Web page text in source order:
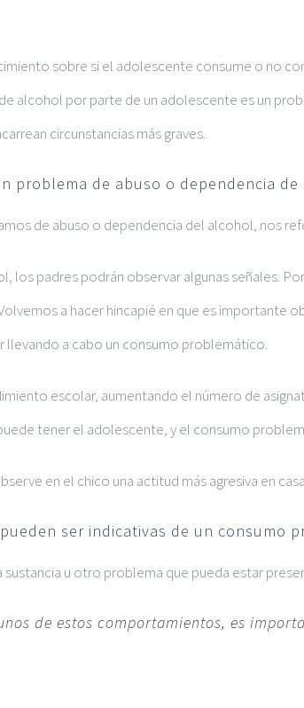
sobre si el adolescente consume o no
alcohol por parte de un adolescente es un
circunstancias más graves.
problema de abuso o dependencia de
de abuso o dependencia del alcohol, nos
padres podrán observar algunas señales.
a hacer hincapié en que es importante
llevando a cabo un consumo problemático.
escolar, aumentando el número de
tener el adolescente, y el consumo
en el chico una actitud más agresiva en
ser indicativas de un consumo
u otro problema que pueda estar
de estos comportamientos, es